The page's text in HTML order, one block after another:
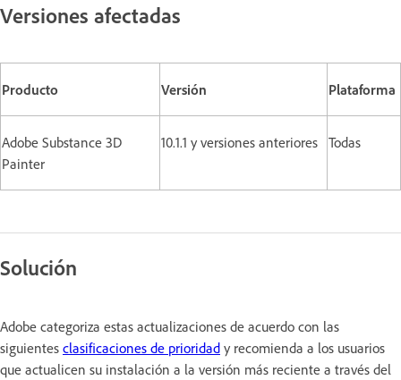
Versiones afectadas
Producto Versión Plataforma
Adobe Substance 3D
Painter
10.1.1 y versiones anteriores Todas
Solución
Adobe categoriza estas actualizaciones de acuerdo con las
siguientes clasificaciones de prioridad y recomienda a los usuarios
que actualicen su instalación a la versión más reciente a través del